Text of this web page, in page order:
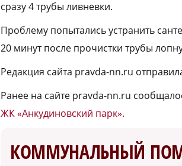
сразу 4 трубы ливневки.
Проблему попытались устранить
20 минут после прочистки трубы
Редакция сайта pravda-nn.ru
Ранее на сайте pravda-nn.ru
ЖК «Анкудиновский парк».
КОММУНАЛЬНЫЙ